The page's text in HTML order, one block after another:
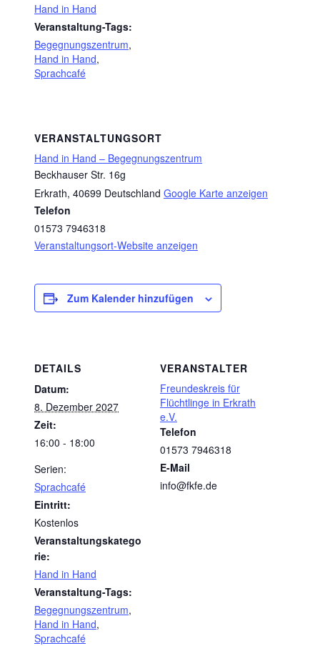
Hand in Hand
Veranstaltung-Tags:
Begegnungszentrum,
Hand in Hand,
Sprachcafé
VERANSTALTUNGSORT
Hand in Hand – Begegnungszentrum
Beckhauser Str. 16g
Erkrath, 40699 Deutschland Google Karte anzeigen
Telefon
01573 7946318
Veranstaltungsort-Website anzeigen
Zum Kalender hinzufügen
DETAILS
Datum:
8. Dezember 2027
Zeit:
16:00 - 18:00
Serien:
Sprachcafé
Eintritt:
Kostenlos
Veranstaltungskatego
rie:
Hand in Hand
Veranstaltung-Tags:
Begegnungszentrum,
Hand in Hand,
Sprachcafé
VERANSTALTER
Freundeskreis für
Flüchtlinge in Erkrath
e.V.
Telefon
01573 7946318
E-Mail
info@fkfe.de